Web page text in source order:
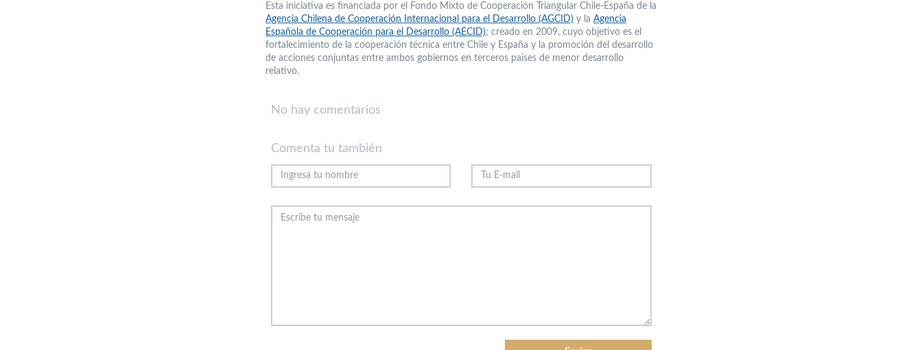
Esta iniciativa es financiada por el Fondo Mixto de Cooperación Triangular Chile-España de la
Agencia Chilena de Cooperación Internacional para el Desarrollo (AGCID) y la Agencia
Española de Cooperación para el Desarrollo (AECID); creado en 2009, cuyo objetivo es el
fortalecimiento de la cooperación técnica entre Chile y España y la promoción del desarrollo
de acciones conjuntas entre ambos gobiernos en terceros países de menor desarrollo
relativo.
No hay comentarios
Comenta tu también